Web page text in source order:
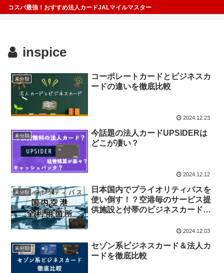
コスパ最強！おすすめ法人カードJALマイルマスター
inspice
未分類
コーポレートカードとビジネスカ
ードの違いを徹底比較
2024.12.23
未分類
今話題の法人カードUPSIDERは
どこが凄い？
2024.12.12
未分類
日本国内でプライオリティパスを
使い倒す！？空港毎のサービス提
供施設と付帯のビジネスカード・
2024.12.03
未分類
セゾン系ビジネスカード＆法人カ
ードを徹底比較